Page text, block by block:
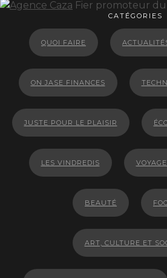
Fier promoteur
CATÉGORIES
QUOI FAIRE
ON JASE FINANCES
JUSTE POUR LE PLAISIR
LES VINDREDIS
BEAUTÉ
ART, CULTURE ET